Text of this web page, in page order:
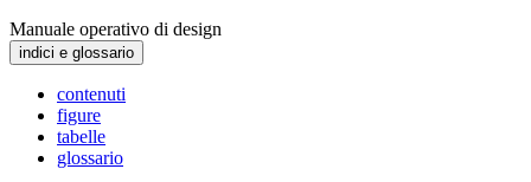
Manuale operativo di design
indici e glossario
contenuti
figure
tabelle
glossario